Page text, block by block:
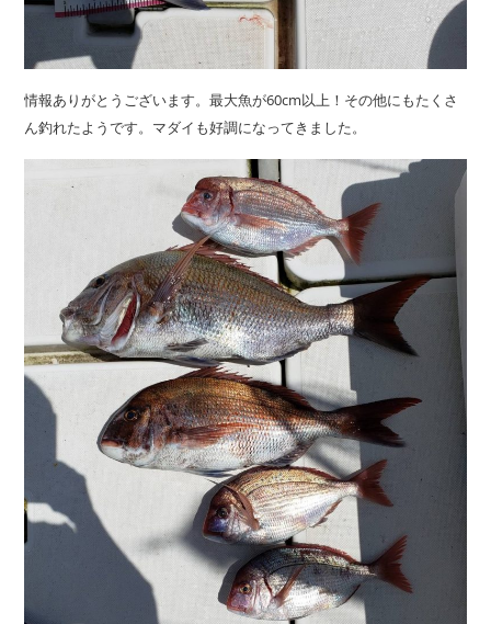
情報ありがとうございます。最大魚が60cm以上！その他にもたくさ
ん釣れたようです。マダイも好調になってきました。